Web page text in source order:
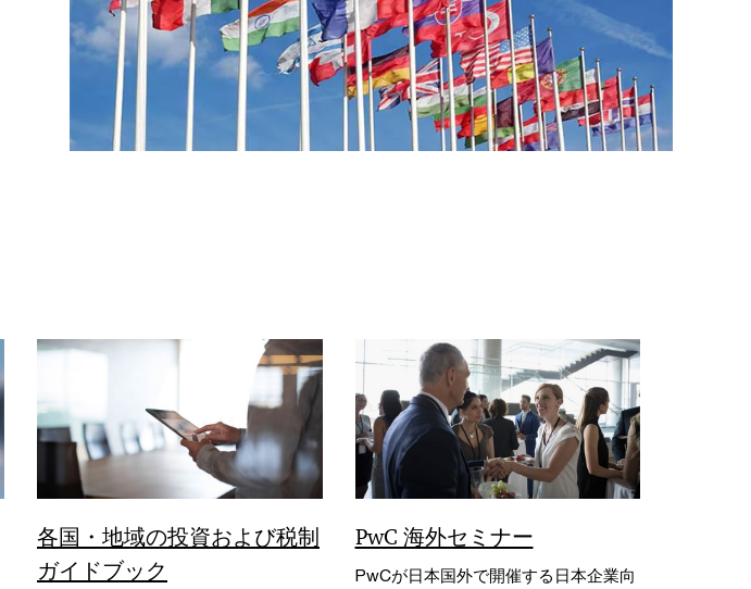
各国・地域の投資および税制
ガイドブック
PwC 海外セミナー
PwCが日本国外で開催する日本企業向